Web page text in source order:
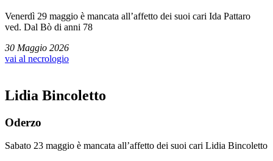
Venerdì 29 maggio è mancata all’affetto dei suoi cari Ida Pattaro
ved. Dal Bò di anni 78
30 Maggio 2026
vai al necrologio
Lidia Bincoletto
Oderzo
Sabato 23 maggio è mancata all’affetto dei suoi cari Lidia Bincoletto